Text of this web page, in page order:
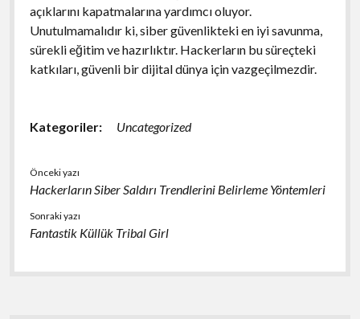
açıklarını kapatmalarına yardımcı oluyor.
Unutulmamalıdır ki, siber güvenlikteki en iyi savunma,
sürekli eğitim ve hazırlıktır. Hackerların bu süreçteki
katkıları, güvenli bir dijital dünya için vazgeçilmezdir.
Kategoriler: Uncategorized
Önceki yazı
Hackerların Siber Saldırı Trendlerini Belirleme Yöntemleri
Sonraki yazı
Fantastik Küllük Tribal Girl